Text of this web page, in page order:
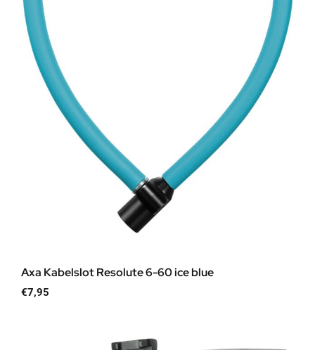
Axa Kabelslot Resolute 6-60 ice blue
€7,95